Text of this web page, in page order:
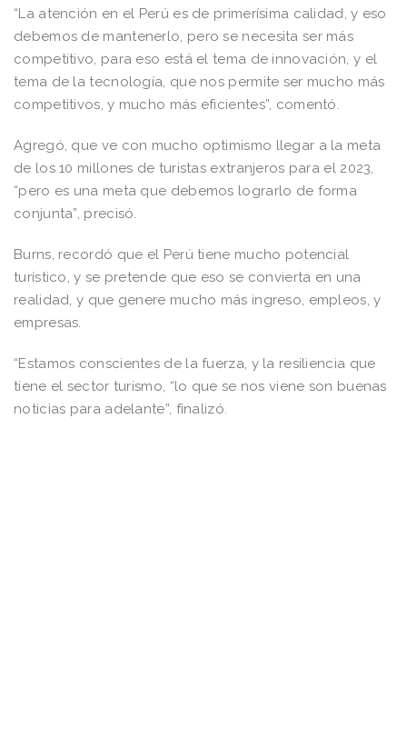
“La atención en el Perú es de primerísima calidad, y eso
debemos de mantenerlo, pero se necesita ser más
competitivo, para eso está el tema de innovación, y el
tema de la tecnología, que nos permite ser mucho más
competitivos, y mucho más eficientes”, comentó.
Agregó, que ve con mucho optimismo llegar a la meta
de los 10 millones de turistas extranjeros para el 2023,
“pero es una meta que debemos lograrlo de forma
conjunta”, precisó.
Burns, recordó que el Perú tiene mucho potencial
turístico, y se pretende que eso se convierta en una
realidad, y que genere mucho más ingreso, empleos, y
empresas.
“Estamos conscientes de la fuerza, y la resiliencia que
tiene el sector turismo, “lo que se nos viene son buenas
noticias para adelante”, finalizó.